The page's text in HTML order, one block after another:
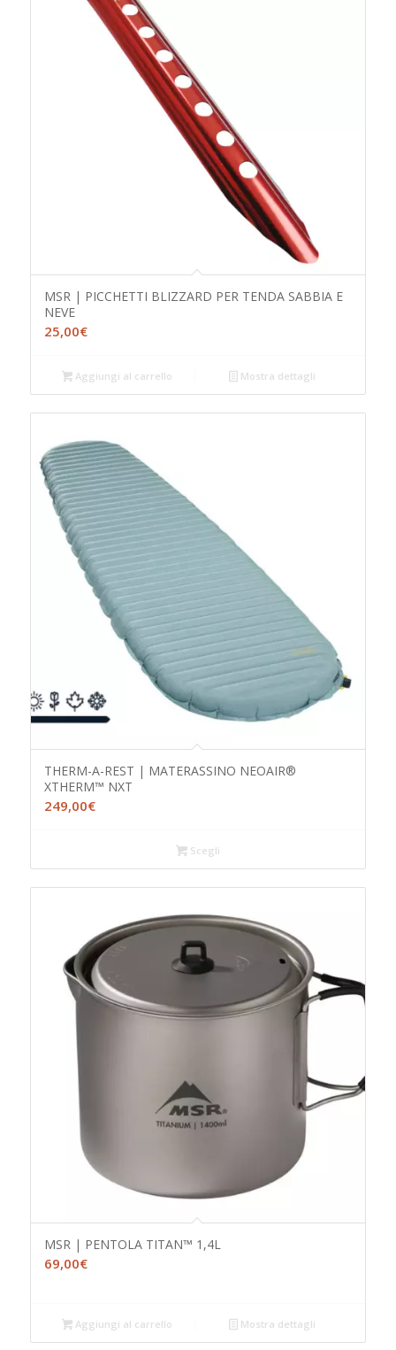
MSR | PICCHETTI BLIZZARD PER TENDA SABBIA E
NEVE
25,00€
Aggiungi al carrello Mostra dettagli
THERM-A-REST | MATERASSINO NEOAIR®
XTHERM™ NXT
249,00€
Scegli
MSR | PENTOLA TITAN™ 1,4L
69,00€
Aggiungi al carrello Mostra dettagli